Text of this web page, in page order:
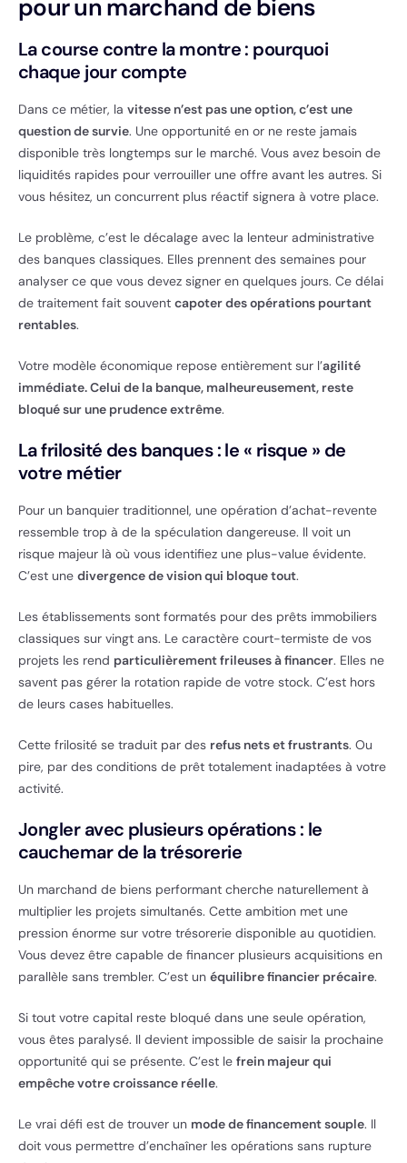
pour un marchand de biens
La course contre la montre : pourquoi
chaque jour compte
Dans ce métier, la vitesse n’est pas une option, c’est une
question de survie. Une opportunité en or ne reste jamais
disponible très longtemps sur le marché. Vous avez besoin de
liquidités rapides pour verrouiller une offre avant les autres. Si
vous hésitez, un concurrent plus réactif signera à votre place.
Le problème, c’est le décalage avec la lenteur administrative
des banques classiques. Elles prennent des semaines pour
analyser ce que vous devez signer en quelques jours. Ce délai
de traitement fait souvent capoter des opérations pourtant
rentables.
Votre modèle économique repose entièrement sur l’agilité
immédiate. Celui de la banque, malheureusement, reste
bloqué sur une prudence extrême.
La frilosité des banques : le « risque » de
votre métier
Pour un banquier traditionnel, une opération d’achat-revente
ressemble trop à de la spéculation dangereuse. Il voit un
risque majeur là où vous identifiez une plus-value évidente.
C’est une divergence de vision qui bloque tout.
Les établissements sont formatés pour des prêts immobiliers
classiques sur vingt ans. Le caractère court-termiste de vos
projets les rend particulièrement frileuses à financer. Elles ne
savent pas gérer la rotation rapide de votre stock. C’est hors
de leurs cases habituelles.
Cette frilosité se traduit par des refus nets et frustrants. Ou
pire, par des conditions de prêt totalement inadaptées à votre
activité.
Jongler avec plusieurs opérations : le
cauchemar de la trésorerie
Un marchand de biens performant cherche naturellement à
multiplier les projets simultanés. Cette ambition met une
pression énorme sur votre trésorerie disponible au quotidien.
Vous devez être capable de financer plusieurs acquisitions en
parallèle sans trembler. C’est un équilibre financier précaire.
Si tout votre capital reste bloqué dans une seule opération,
vous êtes paralysé. Il devient impossible de saisir la prochaine
opportunité qui se présente. C’est le frein majeur qui
empêche votre croissance réelle.
Le vrai défi est de trouver un mode de financement souple. Il
doit vous permettre d’enchaîner les opérations sans rupture